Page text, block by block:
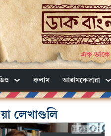
এক ডাকে
কলাম আরামকেদারা
লেখাগুলি